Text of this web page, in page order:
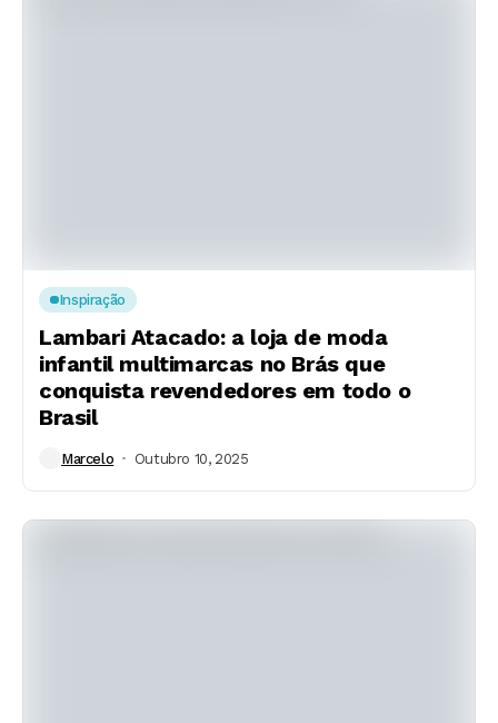
Inspiração
Lambari Atacado: a loja de moda
infantil multimarcas no Brás que
conquista revendedores em todo o
Brasil
Marcelo Outubro 10, 2025